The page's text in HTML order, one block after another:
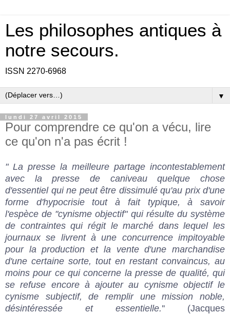
Les philosophes antiques à
notre secours.
ISSN 2270-6968
▼
lundi 27 avril 2015
Pour comprendre ce qu'on a vécu, lire
ce qu'on n'a pas écrit !
" La presse la meilleure partage incontestablement
avec la presse de caniveau quelque chose
d'essentiel qui ne peut être dissimulé qu'au prix d'une
forme d'hypocrisie tout à fait typique, à savoir
l'espèce de "cynisme objectif" qui résulte du système
de contraintes qui régit le marché dans lequel les
journaux se livrent à une concurrence impitoyable
pour la production et la vente d'une marchandise
d'une certaine sorte, tout en restant convaincus, au
moins pour ce qui concerne la presse de qualité, qui
se refuse encore à ajouter au cynisme objectif le
cynisme subjectif, de remplir une mission noble,
désintéressée et essentielle.'' (Jacques